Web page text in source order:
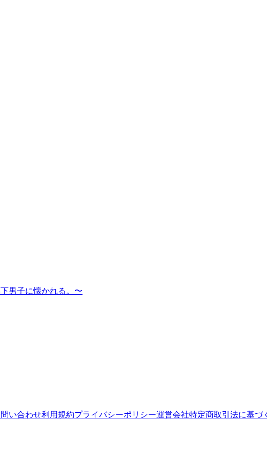
男子に懐かれる。〜
い合わせ利用規約プライバシーポリシー運営会社特定商取引法に基づ